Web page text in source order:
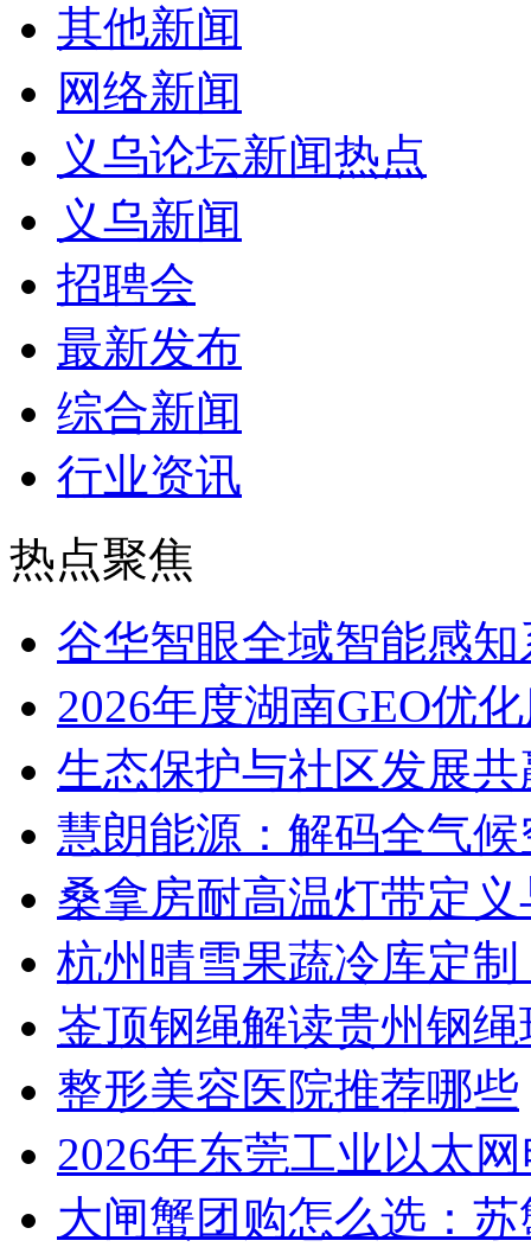
其他新闻
网络新闻
义乌论坛新闻热点
义乌新闻
招聘会
最新发布
综合新闻
行业资讯
热点聚焦
谷华智眼全域智能感
2026年度湖南GEO优
生态保护与社区发展
慧朗能源：解码全气
桑拿房耐高温灯带定
杭州晴雪果蔬冷库定
崟顶钢绳解读贵州钢
整形美容医院推荐哪些
2026年东莞工业以太
大闸蟹团购怎么选：